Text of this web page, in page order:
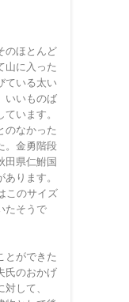
のほとんど
山に入った
ている太い
いいものば
います。
のなかった
。金勇階段
田県仁鮒国
ります。
このサイズ
たそうで
とができた
氏のおかげ
して、